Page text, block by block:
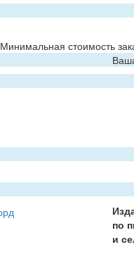
Минимальная стоимость
по
и